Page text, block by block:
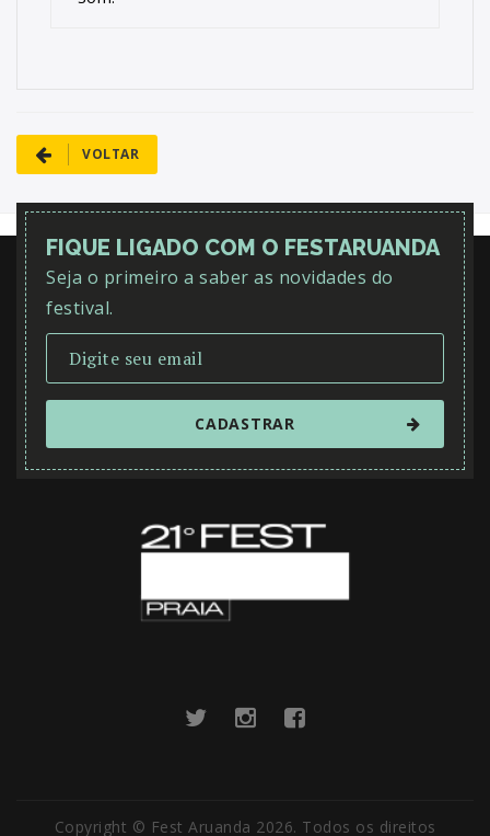
VOLTAR
FIQUE LIGADO COM O FESTARUANDA
Seja o primeiro a saber as novidades do
festival.
Copyright © Fest Aruanda 2026. Todos os direitos